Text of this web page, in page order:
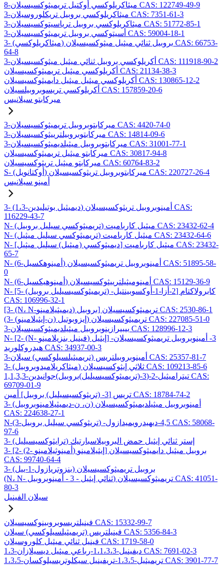
8-ميثاكريلوكسي أوكتيل تريميثوكسيسيلان CAS: 122749-49-9
3-ميثاكريلوكسي بروبيل تريكلوروسيلان CAS: 7351-61-3
3-ميثاكريلوكسي بروبيل ترياسيتوكسيسيلان CAS: 51772-85-1
3-أسيتوكسي بروبيل تريميثوكسيسيلان CAS: 59004-18-1
3- (ميثاكريلوكسي) بروبيل ثنائي ميثيل ميثوكسيسيلان CAS: 66753-
64-8
3-أكريلوكسي بروبيل ثنائي ميثيل ميثوكسيسيلان CAS: 111918-90-2
أكريلوكسي ميثيل تريميثوكسيسيلان CAS: 21134-38-3
أكريلوكسي ميثيل ميثيل دايميثوكسيسيلان CAS: 130865-12-2
أكريلوكسي تريسوبروبيلسيلان CAS: 157859-20-6
ميركابتو سيلانيس
3-ميركابتوبروبيل تريميثوكسيسيلان CAS: 4420-74-0
3-ميركابتوبروبيلترييثوكسيسيلان CAS: 14814-09-6
3-ميركابتوبروبيل ميثيلديميثوكسيسيلان CAS: 31001-77-1
ميركابتو ميثيل تريميثوكسيسيلان CAS: 30817-94-8
ميركابتو ميثيل تريثوكسيسيلان CAS: 60764-83-2
S- (أوكتانويل) ميركابتوبروبيل تريثوكسيسيلان CAS: 220727-26-4
أمينو سيلانيس
3- (1،3-ديميثيل بوتيليدين) أمينوبروبيل تريثوكسيسيلان CAS:
116229-43-7
N- (تريميثوكسي سيليل بروبيل) ميثيل كارباميت CAS: 23432-62-4
N- (تريميثوكسي سيليل ميثيل) ميثيل كارباميت CAS: 23432-64-6
N- [ديميثوكسي (ميثيل) سيليل ميثيل] ميثيل كارباميت CAS: 23432-
65-7
N- (6-أمينوهكسيل) أمينوبروبيل تريميثوكسيسيلان CAS: 51895-58-
0
N- (6-أمينوهيكسيل) أمينوميثيلترييثوكسيسيلان CAS: 15129-36-9
N- [5- (تريميثوكسيسيليل بروبيل) -2-أزا-1-أوكسوبينتيل] كابرولاكتام
CAS: 106996-32-1
[3- (N، N-ديميثيلامينو) بروبيل] تريميثوكسيسيلان CAS: 2530-86-1
(3- (ن-إيثيلامينو) إيزوبوتيل) تريميثوكسيسيلان CAS: 227085-51-0
3-بيبيرازينوبروبيل ميثيلديميثوكسيسيلان CAS: 128996-12-3
N- [2- (N- فينيل بنزيلامينو) إيثيل] -3- أمينوبروبيل تريميثوكسيسيلان
هيدروكلوريد CAS: 34937-00-3
3-أمينوبروبيلتريس (تريميثيلسيلوكسي) سيلان CAS: 25357-81-7
3- (ميثاكريلاميدوبروبيل) ثلاثي إيثوكسيسيلان CAS: 109213-85-6
1,1,3,3-تيتراميثيل-2-(3-(تريميثوكسيسيليل)بروبيل)جوانيدين CAS:
69709-01-9
تريس [3- (تريثوكسيسيليل) بروبيل] أمين CAS: 18784-74-2
3- (ن، ن-ديميثيلامينوبروبيل) أمينوبروبيل ميثيلديميثوكسيسيلان
CAS: 224638-27-1
N-(3-تريثوكسي سيليل بروبيل) -4,5-ديهيدرويميدازول CAS: 58068-
97-6
3- (ترايثوكسيسيليل) إستر ثنائي إيثيل حمض البروبيلاسبارتيك
3- [2- (2- أمينوثيلامينو) إيثيلامينو] بروبيل ميثيل دايميثوكسيسيلان
CAS: 99740-64-4
3- (بنزوتريازول-1-ييل) بروبيل تريميثوكسيسيلان
(N، N- ثنائي إيثيل - 3 - أمينوبروبيل) تريميثوكسيسيلان CAS: 41051-
80-3
سيلان الفينيل
فينيلتريسوبروبينوكسيسيلان CAS: 15332-99-7
فينيلتريس (تريميثيلسيلوكسي) سيلان CAS: 5356-84-3
فينيل ثنائي ميثيل كلوروسيلان CAS: 1719-58-0
1،3-ديفينيل-1،1،3،3-رباعي ميثيل ديسيلازان CAS: 7691-02-3
1،3،5-تريميثيل-1،3،5-تريفينيل سيكلوتريسيلوكسان CAS: 3901-77-7